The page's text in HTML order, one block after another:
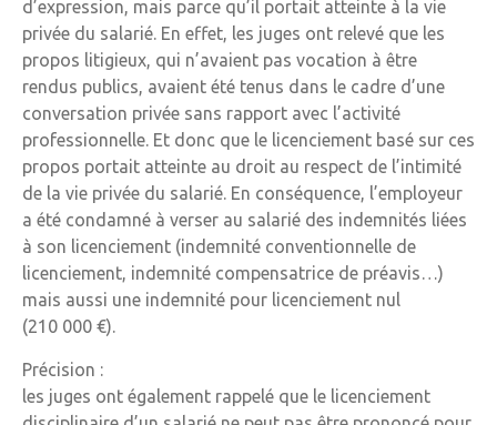
d’expression, mais parce qu’il portait atteinte à la vie
privée du salarié. En effet, les juges ont relevé que les
propos litigieux, qui n’avaient pas vocation à être
rendus publics, avaient été tenus dans le cadre d’une
conversation privée sans rapport avec l’activité
professionnelle. Et donc que le licenciement basé sur ces
propos portait atteinte au droit au respect de l’intimité
de la vie privée du salarié. En conséquence, l’employeur
a été condamné à verser au salarié des indemnités liées
à son licenciement (indemnité conventionnelle de
licenciement, indemnité compensatrice de préavis…)
mais aussi une indemnité pour licenciement nul
(210 000 €).
Précision :
les juges ont également rappelé que le licenciement